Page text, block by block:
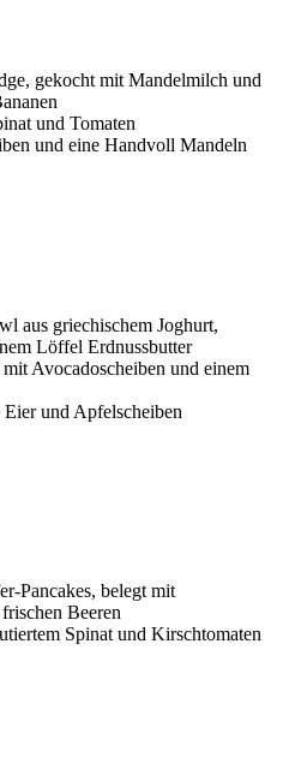
gekocht mit Mandelmilch und
und Tomaten
und eine Handvoll Mandeln
aus griechischem Joghurt,
Löffel Erdnussbutter
Avocadoscheiben und einem
und Apfelscheiben
Pancakes, belegt mit
Beeren
Spinat und Kirschtomaten